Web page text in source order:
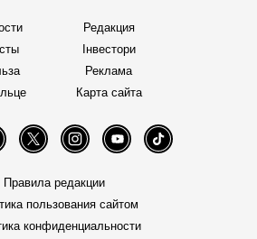
Редакция
Інвестори
Реклама
Карта сайта
TelegramTwitter InstagramYouTube TikTok
Правила редакции
пользования сайтом
конфиденциальности